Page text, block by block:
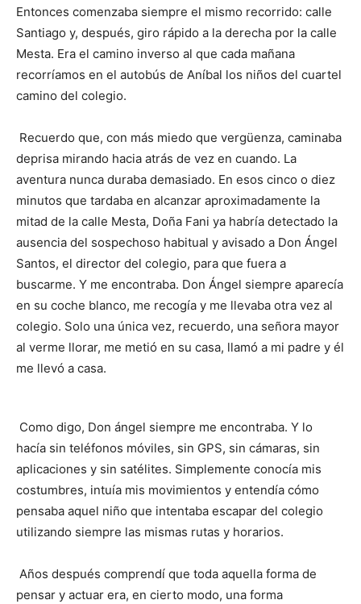
Entonces comenzaba siempre el mismo recorrido: calle
Santiago y, después, giro rápido a la derecha por la calle
Mesta. Era el camino inverso al que cada mañana
recorríamos en el autobús de Aníbal los niños del cuartel
camino del colegio.
Recuerdo que, con más miedo que vergüenza, caminaba
deprisa mirando hacia atrás de vez en cuando. La
aventura nunca duraba demasiado. En esos cinco o diez
minutos que tardaba en alcanzar aproximadamente la
mitad de la calle Mesta, Doña Fani ya habría detectado la
ausencia del sospechoso habitual y avisado a Don Ángel
Santos, el director del colegio, para que fuera a
buscarme. Y me encontraba. Don Ángel siempre aparecía
en su coche blanco, me recogía y me llevaba otra vez al
colegio. Solo una única vez, recuerdo, una señora mayor
al verme llorar, me metió en su casa, llamó a mi padre y él
me llevó a casa.
Como digo, Don ángel siempre me encontraba. Y lo
hacía sin teléfonos móviles, sin GPS, sin cámaras, sin
aplicaciones y sin satélites. Simplemente conocía mis
costumbres, intuía mis movimientos y entendía cómo
pensaba aquel niño que intentaba escapar del colegio
utilizando siempre las mismas rutas y horarios.
Años después comprendí que toda aquella forma de
pensar y actuar era, en cierto modo, una forma